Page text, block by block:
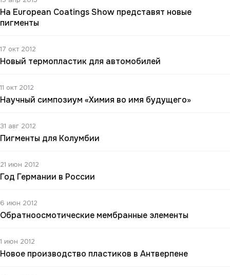
На European Coatings Show представят новые
пигменты
17 окт 2012
Новый термопластик для автомобилей
11 окт 2012
Научный симпозиум «Химия во имя будущего»
31 авг 2012
Пигменты для Колумбии
21 июн 2012
Год Германии в России
6 июн 2012
Обратноосмотические мембранные элементы
1 июн 2012
Новое производство пластиков в Антверпене